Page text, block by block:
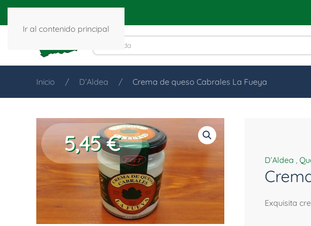
Ir al contenido principal
Inicio D’Aldea Crema de queso Cabrales La Fueya
5,45€
D’Aldea ,
Exquisita